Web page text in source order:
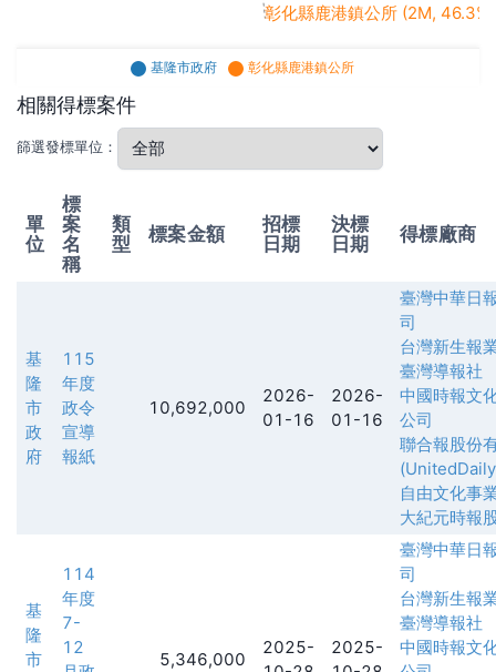
彰化縣鹿港鎮公所 (2M, 46.3%)
基隆市政府 彰化縣鹿港鎮公所
相關得標案件
篩選發標單位：
單
位
標
案
名
稱
類
型
標案金額
招標
日期
決標
日期
得標廠商
基
隆
市
政
府
115
年度
政令
宣導
報紙
10,692,000
2026-
01-16
2026-
01-16
臺灣中華日
司
台灣新生報
臺灣導報社
中國時報文
公司
聯合報股份
自由文化事
大紀元時報
基
隆
市
114
年度
7-
12
5,346,000
2025-
2025-
臺灣中華日
司
台灣新生報
臺灣導報社
中國時報文